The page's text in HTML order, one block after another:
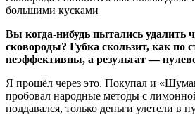
Вы когда-нибудь пытались удалить
сковороды? Губка скользит, как по
неэффективны, а результат —
Я прошёл через это. Покупал и
пробовал народные методы с
поддавался, только деньги улетели в